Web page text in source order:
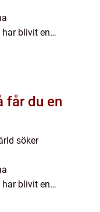
blivit en
söker
blivit en